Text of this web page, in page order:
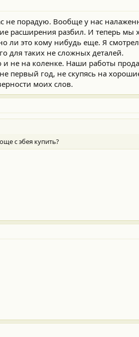
не порадую. Вообще у нас
расширения разбил. И теперь мы
ли это кому нибудь еще. Я смотрел
для таких не сложных деталей.
и не на коленке. Наши работы
первый год, не скупясь на
моих слов.
с эбея купить?